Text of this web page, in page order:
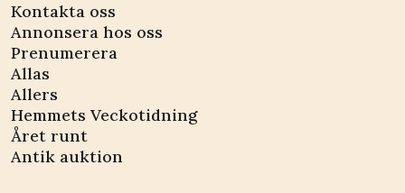
Kontakta oss
Annonsera hos oss
Prenumerera
Allas
Allers
Hemmets Veckotidning
Året runt
Antik auktion